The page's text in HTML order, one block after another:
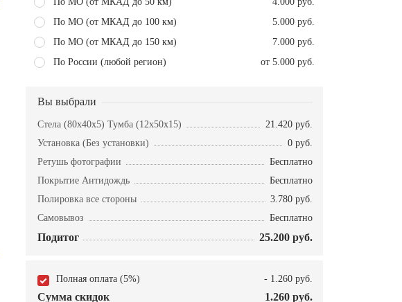
По МО (от МКАД до 100 км)
5.000 руб.
По МО (от МКАД до 150 км)
7.000 руб.
По России (любой регион)
от 5.000 руб.
Вы выбрали
Стела (80x40x5) Тумба (12x50x15)
21.420 руб.
Установка (Без установки)
0 руб.
Ретушь фотографии
Бесплатно
Покрытие Антидождь
Бесплатно
Полировка все стороны
3.780 руб.
Самовывоз
Бесплатно
Подитог 25.200 руб.
Полная оплата (5%) - 1.260 руб.
Сумма скидок 1.260 руб.